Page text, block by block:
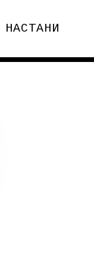
НАСТАНИ